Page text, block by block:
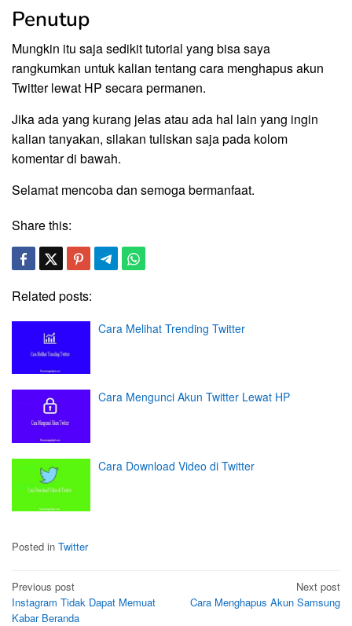
Penutup
Mungkin itu saja sedikit tutorial yang bisa saya
rangkumkan untuk kalian tentang cara menghapus akun
Twitter lewat HP secara permanen.
Jika ada yang kurang jelas atau ada hal lain yang ingin
kalian tanyakan, silakan tuliskan saja pada kolom
komentar di bawah.
Selamat mencoba dan semoga bermanfaat.
Share this:
Related posts:
Cara Melihat Trending Twitter
Cara Mengunci Akun Twitter Lewat HP
Cara Download Video di Twitter
Posted in Twitter
Post
navigation
Previous post
Instagram Tidak Dapat Memuat
Kabar Beranda
Next post
Cara Menghapus Akun Samsung